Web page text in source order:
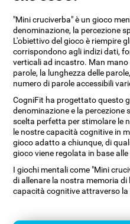
"Mini cruciverba" è un gioco
denominazione, la percezione
L'obiettivo del gioco è riempire
corrispondono agli indizi dati,
verticali ad incastro. Man
parole, la lunghezza delle
numero di parole accessibili
CogniFit ha progettato questo
denominazione e la percezione
scelta perfetta per stimolare le
le nostre capacità cognitive in
gioco adatto a chiunque, di
gioco viene regolata in base
I giochi mentali come "Mini
di allenare la nostra memoria
capacità cognitive attraverso